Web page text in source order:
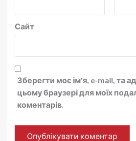
Сайт
Зберегти моє ім'я, e-mail, та
цьому браузері для моїх
коментарів.